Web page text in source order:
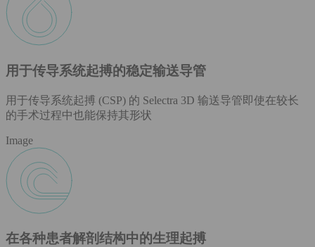
用于传导系统起搏的稳定输送导管
用于传导系统起搏 (CSP) 的 Selectra 3D 输送导管即使在较长
的手术过程中也能保持其形状
Image
在各种患者解剖结构中的生理起搏